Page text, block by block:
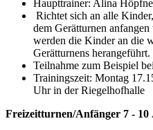
Haupttrainer: Alina
Richtet sich an alle
dem Gerätturnen
werden die Kinder an die
Gerätturnens herangeführt.
Teilnahme zum Beispiel
Trainingszeit: Montag
Uhr in der Riegelhofhalle
Freizeitturnen/Anfänger 7 - 10